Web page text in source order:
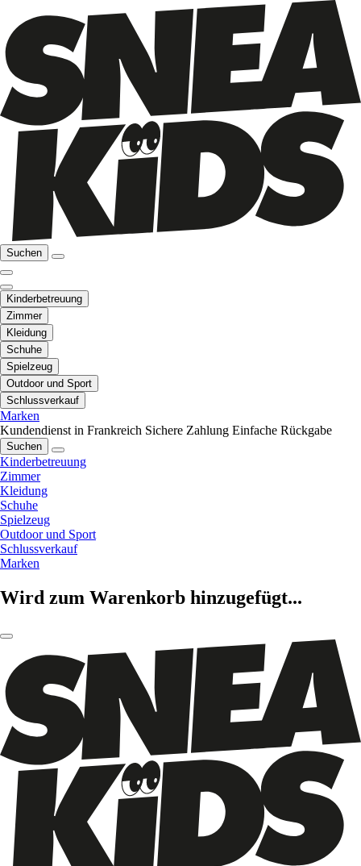
Suchen
Kinderbetreuung
Zimmer
Kleidung
Schuhe
Spielzeug
Outdoor und Sport
Schlussverkauf
Marken
Kundendienst in Frankreich Sichere Zahlung Einfache Rückgabe
Suchen
Kinderbetreuung
Zimmer
Kleidung
Schuhe
Spielzeug
Outdoor und Sport
Schlussverkauf
Marken
Wird zum Warenkorb hinzugefügt...